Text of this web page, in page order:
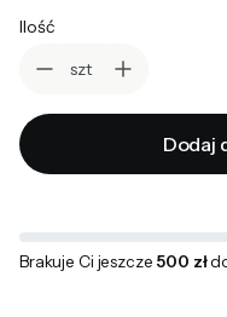
Ilość
szt
Dodaj
Brakuje Ci jeszcze 500 zł